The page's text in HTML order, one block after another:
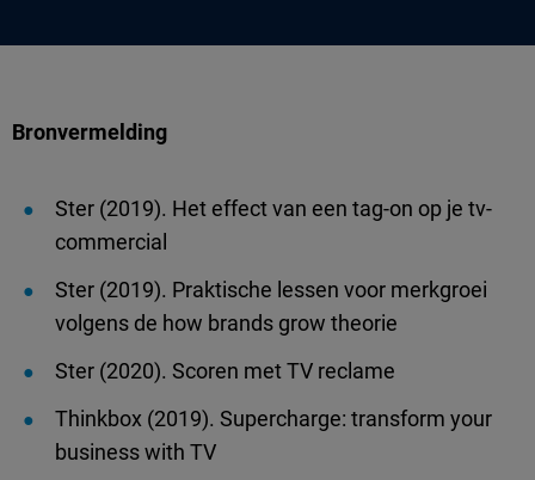
Bronvermelding
Ster (2019). Het effect van een tag-on op je tv-
commercial
Ster (2019). Praktische lessen voor merkgroei
volgens de how brands grow theorie
Ster (2020). Scoren met TV reclame
Thinkbox (2019). Supercharge: transform your
business with TV